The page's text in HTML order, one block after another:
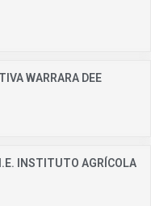
WARRARA DEE
INSTITUTO AGRÍCOLA